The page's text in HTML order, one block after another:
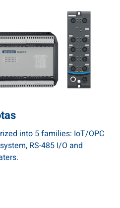
into 5 families: IoT/OPC
RS-485 I/O and